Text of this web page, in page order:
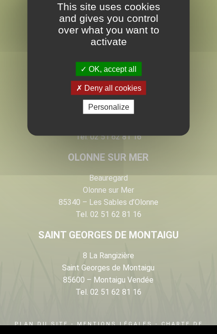
MARMIN
PAYSAGISTE & PEPINÉRISTE
EN VENDÉE
LES ESSARTS
28 rue Armand de Rougé
Les Essarts
Tel. 02 51 62 81 16
OLONNE SUR MER
Beauregard
Olonne sur Mer
85340 – Les Sables d’Olonne
Tel. 02 51 62 81 16
SAINT GEORGES DE MONTAIGU
8 La Rangizière
Saint Georges de Montaigu
85600 – Montaigu Vendée
Tel. 02 51 62 81 16
PLAN DU SITE-MENTIONS LÉGALES-CHARTE DE
This site uses cookies
and gives you control
over what you want to
activate
OK, accept all
Deny all cookies
Personalize